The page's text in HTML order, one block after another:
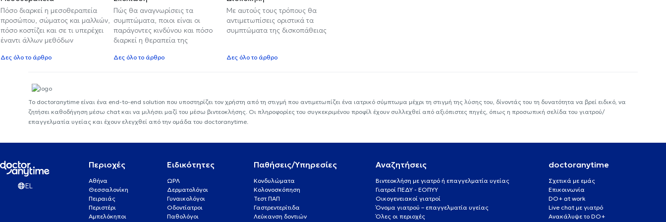
Πόσο διαρκεί η μεσοθεραπεία
προσώπου, σώματος και μαλλιών,
πόσο κοστίζει και σε τι υπερέχει
έναντι άλλων μεθόδων
Δες όλο το άρθρο
Πώς θα αναγνωρίσεις τα
συμπτώματα, ποιοι είναι οι
παράγοντες κινδύνου και πόσο
διαρκεί η θεραπεία της
Δες όλο το άρθρο
Με αυτούς τους τρόπους θα
αντιμετωπίσεις οριστικά τα
συμπτώματα της δισκοπάθειας
Δες όλο το άρθρο
Το doctoranytime είναι ένα end-to-end solution που υποστηρίζει τον χρήστη από τη στιγμή που αντιμετωπίζει ένα ιατρικό σύμπτωμα μέχρι τη στιγμή της λύσης του, δίνοντάς του τη δυνατότητα να βρεί ειδικό, να
ζητήσει καθοδήγηση μέσω chat και να μιλήσει μαζί του μέσω βιντεοκλήσης. Οι πληροφορίες του συγκεκριμένου προφίλ έχουν συλλεχθεί από αξιόπιστες πηγές, όπως η προσωπική σελίδα του γιατρού/
επαγγελματία υγείας και έχουν ελεγχθεί από την ομάδα του doctoranytime.
EL
Περιοχές
Αθήνα
Θεσσαλονίκη
Πειραιάς
Περιστέρι
Αμπελόκηποι
Ειδικότητες
ΩΡΛ
Δερματολόγοι
Γυναικολόγοι
Οδοντίατροι
Παθολόγοι
Παθήσεις/Υπηρεσίες
Κονδυλώματα
Κολονοσκόπηση
Τεστ ΠΑΠ
Γαστρεντερίτιδα
Λεύκανση δοντιών
Αναζητήσεις
Βιντεοκλήση με γιατρό ή επαγγελματία υγείας
Γιατροί ΠΕΔΥ - ΕΟΠΥΥ
Οικογενειακοί γιατροί
Όνομα γιατρού – επαγγελματία υγείας
Όλες οι περιοχές
doctoranytime
Σχετικά με εμάς
Επικοινωνία
DO+ at work
Live chat με γιατρό
Ανακάλυψε το DO+